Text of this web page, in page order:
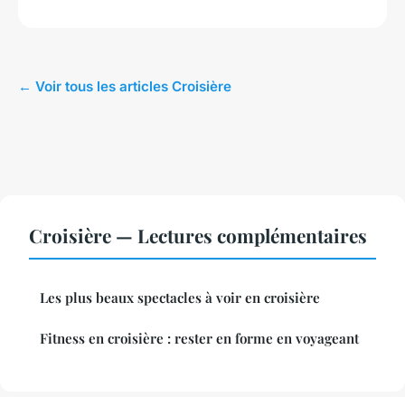
← Voir tous les articles Croisière
Croisière — Lectures complémentaires
Les plus beaux spectacles à voir en croisière
Fitness en croisière : rester en forme en voyageant